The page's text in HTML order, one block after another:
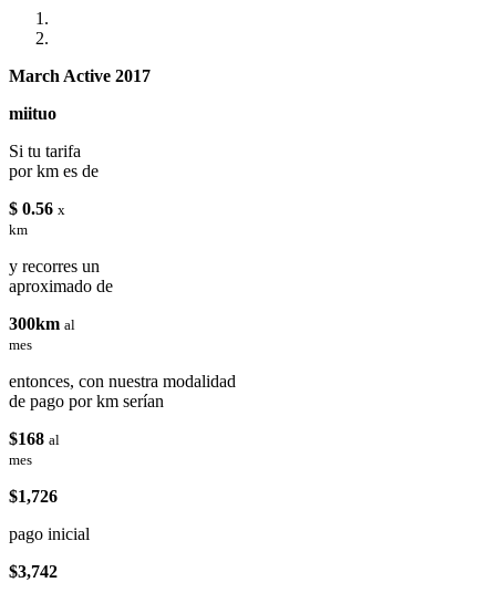
March Active 2017
miituo
Si tu tarifa
por km es de
$ 0.56 x
km
y recorres un
aproximado de
300km al
mes
entonces, con nuestra modalidad
de pago por km serían
$168 al
mes
$1,726
pago inicial
$3,742